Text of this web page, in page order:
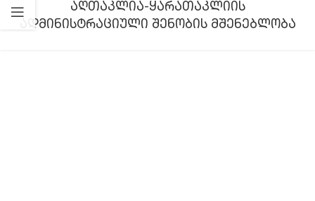
აღთაკლია-ყარათაკლიის
ადმინისტრაციული შენობის მშენებლობა